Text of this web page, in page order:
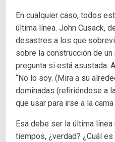
En cualquier caso, todos
última línea. John Cusack,
desastres a los que
sobre la construcción de
pregunta si está asustada.
“No lo soy. (Mira a su
dominadas (refiriéndose a
que usar para irse a la cama
Esa debe ser la última
tiempos, ¿verdad? ¿Cuál